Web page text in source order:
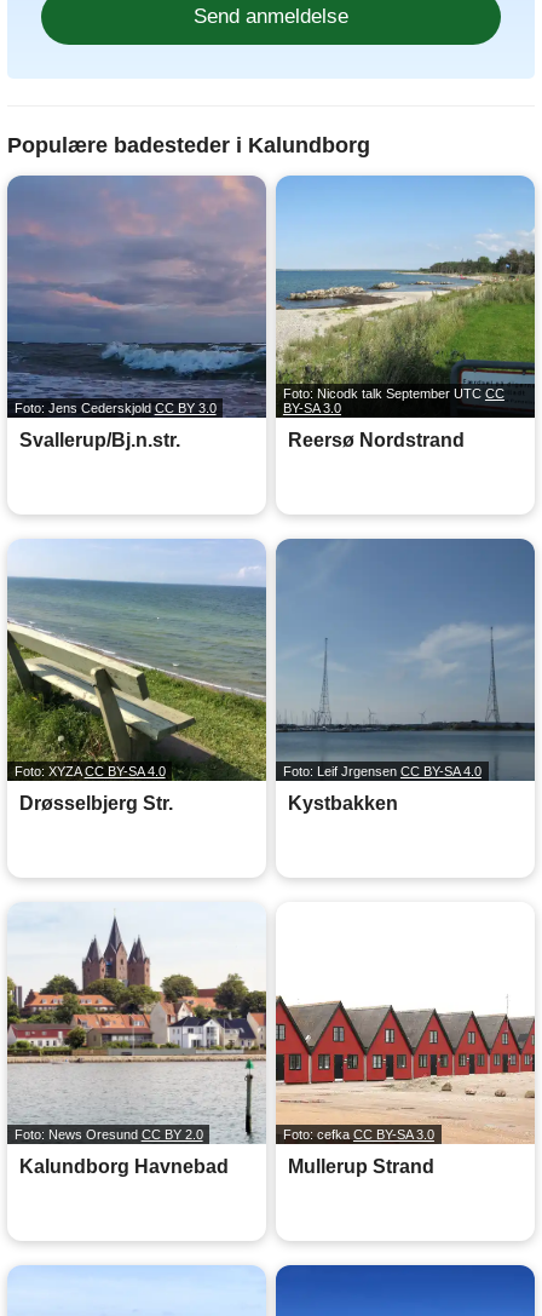
Populære badesteder i Kalundborg
Foto: Jens Cederskjold CC BY 3.0
Svallerup/Bj.n.str.
Foto: Nicodk talk September UTC CC
BY-SA 3.0
Reersø Nordstrand
Foto: XYZACC BY-SA 4.0
Drøsselbjerg Str.
Foto: Leif Jrgensen CC BY-SA 4.0
Kystbakken
Foto: News Oresund CC BY 2.0
Kalundborg Havnebad
Foto: cefka CC BY-SA 3.0
Mullerup Strand